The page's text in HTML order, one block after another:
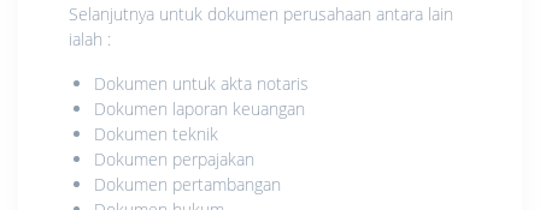
Selanjutnya untuk dokumen perusahaan antara lain
ialah :
Dokumen untuk akta notaris
Dokumen laporan keuangan
Dokumen teknik
Dokumen perpajakan
Dokumen pertambangan